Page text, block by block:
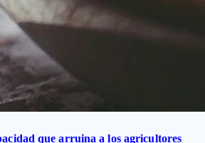
que arruina a los agricultores